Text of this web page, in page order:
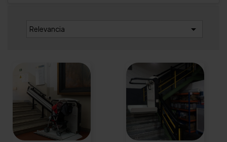
Relevancia 